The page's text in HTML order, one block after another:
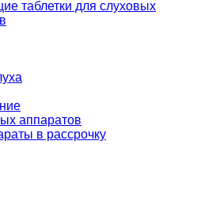
таблетки для слуховых
аппаратов
в рассрочку